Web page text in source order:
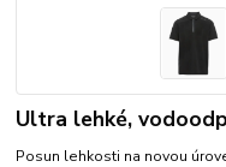
Ultra lehké,
Posun lehkosti na novou